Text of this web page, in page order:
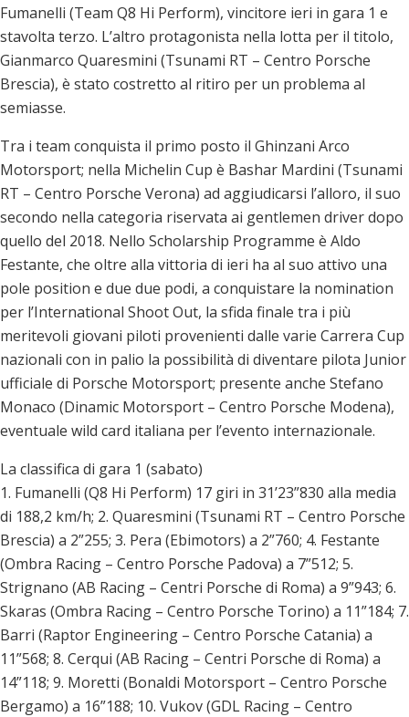
Fumanelli (Team Q8 Hi Perform), vincitore ieri in gara 1 e
stavolta terzo. L’altro protagonista nella lotta per il titolo,
Gianmarco Quaresmini (Tsunami RT – Centro Porsche
Brescia), è stato costretto al ritiro per un problema al
semiasse.
Tra i team conquista il primo posto il Ghinzani Arco
Motorsport; nella Michelin Cup è Bashar Mardini (Tsunami
RT – Centro Porsche Verona) ad aggiudicarsi l’alloro, il suo
secondo nella categoria riservata ai gentlemen driver dopo
quello del 2018. Nello Scholarship Programme è Aldo
Festante, che oltre alla vittoria di ieri ha al suo attivo una
pole position e due due podi, a conquistare la nomination
per l’International Shoot Out, la sfida finale tra i più
meritevoli giovani piloti provenienti dalle varie Carrera Cup
nazionali con in palio la possibilità di diventare pilota Junior
ufficiale di Porsche Motorsport; presente anche Stefano
Monaco (Dinamic Motorsport – Centro Porsche Modena),
eventuale wild card italiana per l’evento internazionale.
La classifica di gara 1 (sabato)
1. Fumanelli (Q8 Hi Perform) 17 giri in 31’23”830 alla media
di 188,2 km/h; 2. Quaresmini (Tsunami RT – Centro Porsche
Brescia) a 2”255; 3. Pera (Ebimotors) a 2”760; 4. Festante
(Ombra Racing – Centro Porsche Padova) a 7”512; 5.
Strignano (AB Racing – Centri Porsche di Roma) a 9”943; 6.
Skaras (Ombra Racing – Centro Porsche Torino) a 11”184; 7.
Barri (Raptor Engineering – Centro Porsche Catania) a
11”568; 8. Cerqui (AB Racing – Centri Porsche di Roma) a
14”118; 9. Moretti (Bonaldi Motorsport – Centro Porsche
Bergamo) a 16”188; 10. Vukov (GDL Racing – Centro